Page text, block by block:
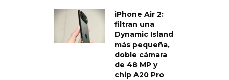
iPhone Air 2:
filtran una
Dynamic Island
más pequeña,
doble cámara
de 48 MP y
chip A20 Pro